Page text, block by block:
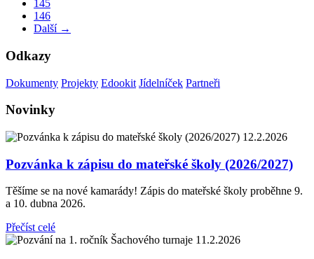
145
146
Další →
Odkazy
Dokumenty Projekty Edookit Jídelníček Partneři
Novinky
12.2.2026
Pozvánka k zápisu do mateřské školy (2026/2027)
Těšíme se na nové kamarády! Zápis do mateřské školy proběhne 9.
a 10. dubna 2026.
Přečíst celé
11.2.2026